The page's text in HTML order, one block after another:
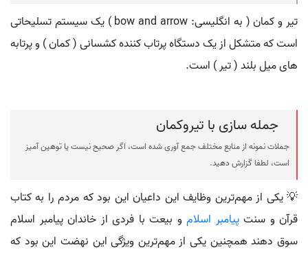
تیر و کمان ( به انگلیسی: bow and arrow ) یک سیستم تسلیحاتی
است که متشکل از یک دستگاه پرتاب کننده کشسانی ( کمان ) و پرتابه
های میل بلند ( تیر ) است.
جمله سازی با تیروکمان
جملات نمونه از منابع مختلف جمع آوری شده است، اگر صحیح نیست یا توهین آمیز
است، لطفا گزارش دهید.
💡 یکی از مهم‌ترین وظایف این داعیان این بود که مردم را به کتاب
قرآن و سنتپیامبر اسلام و بیعت با فردی از خاندان پیامبر اسلام
سوق دهند همچنین یکی از مهم‌ترین ویژگی این نهضت این بود که